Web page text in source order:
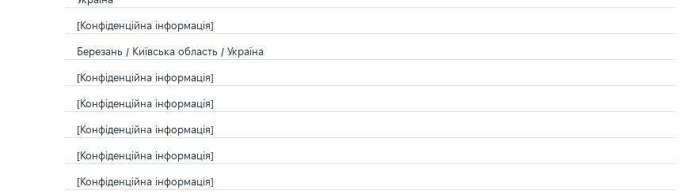
[Конфіденційна інформація]
Березань / Київська область / Україна
[Конфіденційна інформація]
[Конфіденційна інформація]
[Конфіденційна інформація]
[Конфіденційна інформація]
[Конфіденційна інформація]